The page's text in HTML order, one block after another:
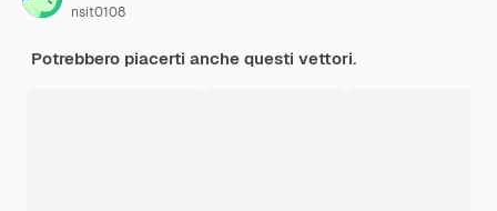
nsit0108
Potrebbero piacerti anche questi vettori.